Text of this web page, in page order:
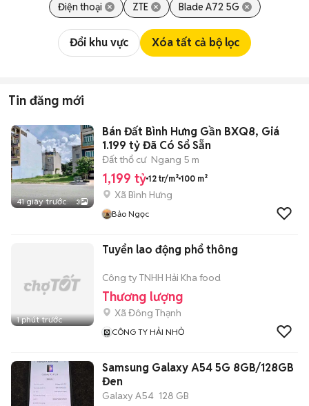
Điện thoại ZTE Blade A72 5G
Đổi khu vực Xóa tất cả bộ lọc
Tin đăng mới
41 giây trước 3
Bán Đất Bình Hưng Gần BXQ8, Giá
1.199 tỷ Đã Có Sổ Sẵn
Đất thổ cư Ngang 5 m
1,199 tỷ 12 tr/m² 100 m²
Xã Bình Hưng
Bảo Ngọc
1 phút trước
Tuyển lao động phổ thông
Công ty TNHH Hải Kha food
Thương lượng
Xã Đông Thạnh
CÔNG TY HẢI NHỎ
Samsung Galaxy A54 5G 8GB/128GB
Đen
Galaxy A54 128 GB